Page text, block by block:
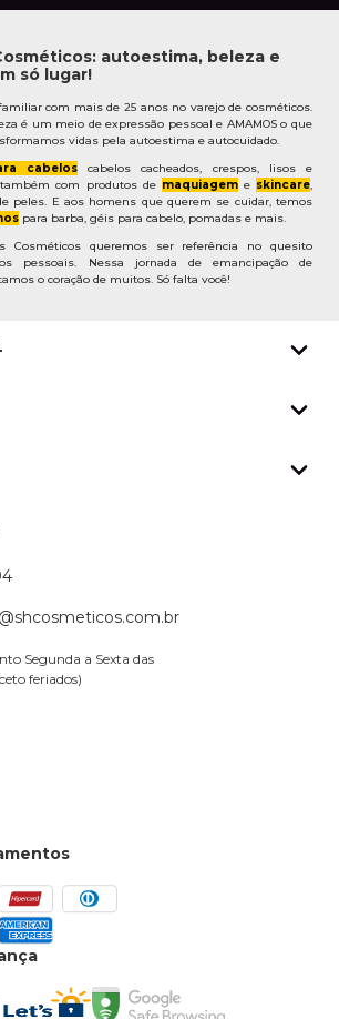
autoestima, beleza e
só lugar!
com mais de 25 anos no varejo de cosméticos.
é um meio de expressão pessoal e AMAMOS o que
vidas pela autoestima e autocuidado.
cabeloscabelos cacheados, crespos, lisos e
com produtos de maquiageme skincare,
peles. E aos homens que querem se cuidar, temos
para barba, géis para cabelo, pomadas e mais.
Cosméticos queremos ser referência no quesito
pessoais. Nessa jornada de emancipação de
o coração de muitos. Só falta você!
Segunda a Sexta das
feriados)